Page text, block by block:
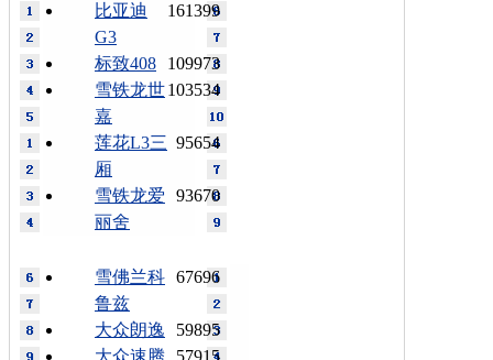
161399
比亚迪
G3
109973
标致408
103534
雪铁龙世
嘉
95654
莲花L3三
厢
93670
雪铁龙爱
丽舍
67696
雪佛兰科
鲁兹
59895
大众朗逸